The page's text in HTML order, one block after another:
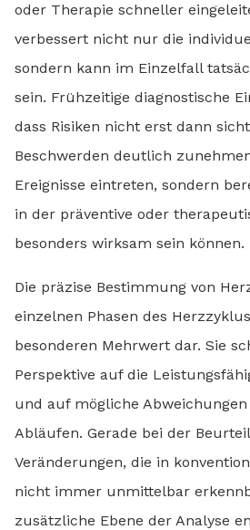
oder Therapie schneller
verbessert nicht nur die
sondern kann im Einzelfall
sein. Frühzeitige diagnostische
dass Risiken nicht erst dann
Beschwerden deutlich
Ereignisse eintreten, sondern
in der präventive oder
besonders wirksam sein können.
Die präzise Bestimmung von
einzelnen Phasen des
besonderen Mehrwert dar. Sie
Perspektive auf die
und auf mögliche
Abläufen. Gerade bei der
Veränderungen, die in
nicht immer unmittelbar
zusätzliche Ebene der Analyse